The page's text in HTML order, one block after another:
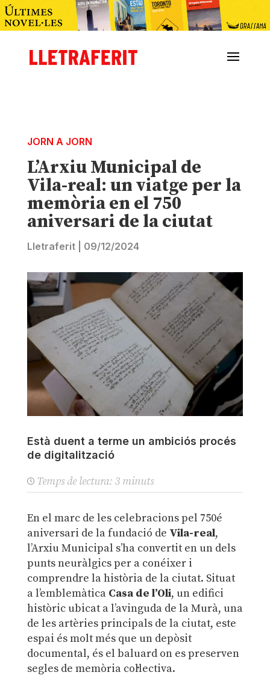
JORN A JORN
L’Arxiu Municipal de
Vila-real: un viatge per la
memòria en el 750
aniversari de la ciutat
Lletraferit| 09/12/2024
Està duent a terme un ambiciós procés
de digitalització
Temps de lectura: 3 minuts
En el marc de les celebracions pel 750é
aniversari de la fundació de Vila-real,
l’Arxiu Municipal s’ha convertit en un dels
punts neuràlgics per a conéixer i
comprendre la història de la ciutat. Situat
a l’emblemàtica Casa de l’Oli, un edifici
històric ubicat a l’avinguda de la Murà, una
de les artèries principals de la ciutat, este
espai és molt més que un depòsit
documental, és el baluard on es preserven
segles de memòria col·lectiva.